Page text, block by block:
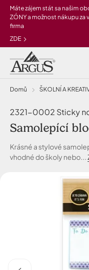
Přeskočit na hlavní
Máte zájem stát sa našim
ZÓNY a možnost nákupu
firma
ZDE
Domů ŠKOLNÍ A
2321-0002 Sticky
Samolepící
Krásné a stylové
vhodné do školy nebo...